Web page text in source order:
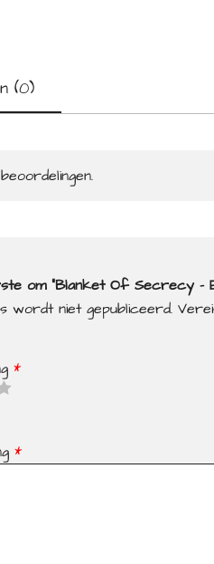
(0)
om “Blanket Of Secrecy –
wordt niet gepubliceerd.
*
*